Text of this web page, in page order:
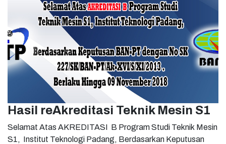
Hasil reAkreditasi Teknik Mesin S1
Selamat Atas AKREDITASI B Program Studi Teknik Mesin
S1, Institut Teknologi Padang, Berdasarkan Keputusan